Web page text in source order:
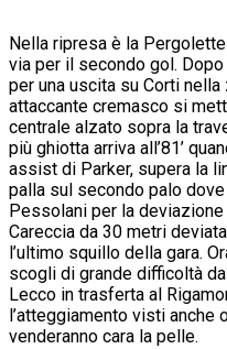
Nella ripresa è la
via per il secondo gol.
per una uscita su Corti
attaccante cremasco si
centrale alzato sopra la
più ghiotta arriva all’81’
assist di Parker, supera la
palla sul secondo palo
Pessolani per la
Careccia da 30 metri
l’ultimo squillo della gara.
scogli di grande difficoltà
Lecco in trasferta al
l’atteggiamento visti anche
venderanno cara la pelle.